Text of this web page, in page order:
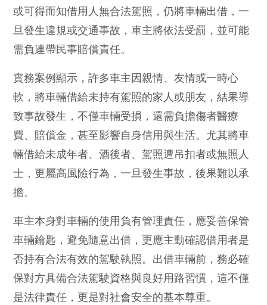
或可得而知借用人無合法駕照，仍將車輛出借，一
旦發生違規或交通事故，車主將依法受罰，並可能
需負連帶民事賠償責任。
實務案例顯示，許多車主因親情、友情或一時心
軟，將車輛借給未持有駕照的家人或朋友，結果導
致事故發生，不僅車輛受損，還需負擔傷者醫療
費、賠償金，甚至影響自身信用與生活。尤其將車
輛借給未成年者、酒後者、駕照遭吊扣者或無照人
士，更屬高風險行為，一旦發生事故，後果難以承
擔。
車主本身對車輛的使用負有管理責任，應妥善保管
車輛鑰匙，避免隨意出借，更應主動確認借用者是
否持有合法有效的駕駛執照。出借車輛前，務必確
保對方具備合法駕駛資格與良好用路習慣，這不僅
是法律責任，更是對社會安全的基本尊重。